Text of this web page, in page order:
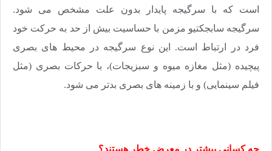
است که با سرگیجه پایدار بدون علت مشخص می شود.
سرگیجه سابجکتیو مزمن با حساسیت بیش از حد به حرکت خود
فرد در ارتباط است. این نوع سرگیجه در محیط های بصری
پیچیده (مثل مغازه میوه و سبزیجات)، با حرکات بصری (مثل
فیلم سینمایی) و با زمینه های بصری بدتر می شود.
چه کسانی بیشتر در معرض خطر هستند؟